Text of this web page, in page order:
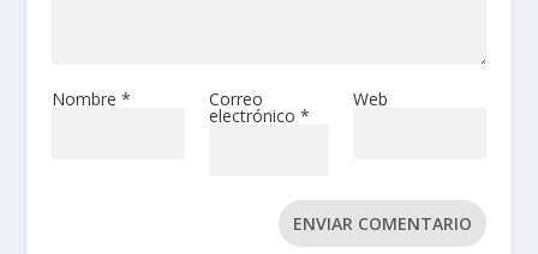
Nombre * Correo
electrónico *
Web
ENVIAR COMENTARIO